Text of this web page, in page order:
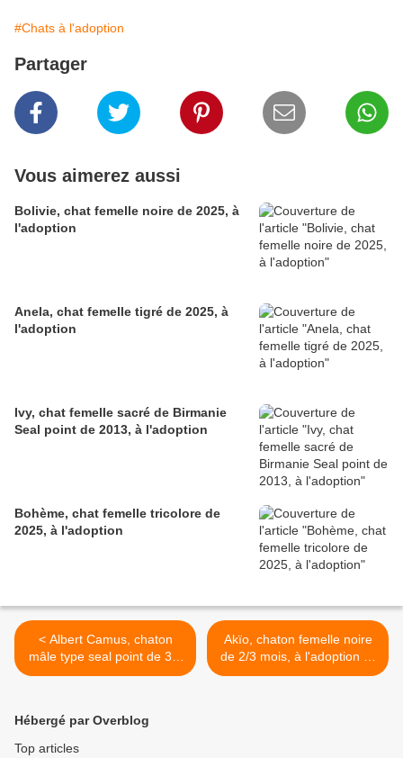
#Chats à l'adoption
Partager
Vous aimerez aussi
Bolivie, chat femelle noire de 2025, à
l'adoption
Anela, chat femelle tigré de 2025, à
l'adoption
Ivy, chat femelle sacré de Birmanie
Seal point de 2013, à l'adoption
Bohème, chat femelle tricolore de
2025, à l'adoption
< Albert Camus, chaton
mâle type seal point de 3/4
mois, à l'adoption -> adopté
Akïo, chaton femelle noire
de 2/3 mois, à l'adoption ->
adoptée avec Anaé >
Hébergé par Overblog
Top articles